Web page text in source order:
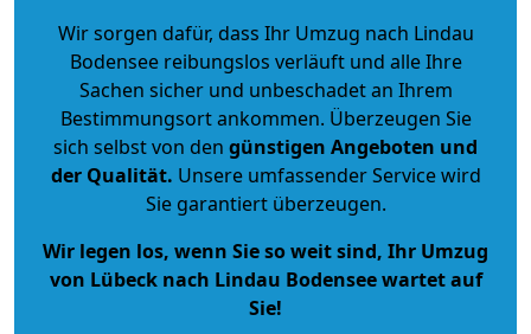
Wir sorgen dafür, dass Ihr Umzug nach Lindau
Bodensee reibungslos verläuft und alle Ihre
Sachen sicher und unbeschadet an Ihrem
Bestimmungsort ankommen. Überzeugen Sie
sich selbst von den günstigen Angeboten und
der Qualität. Unsere umfassender Service wird
Sie garantiert überzeugen.
Wir legen los, wenn Sie so weit sind, Ihr Umzug
von Lübeck nach Lindau Bodensee wartet auf
Sie!